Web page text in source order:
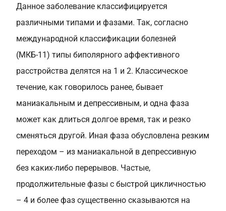
Данное заболевание классифицируется
различными типами и фазами. Так, согласно
международной классификации болезней
(МКБ-11) типы биполярного аффективного
расстройства делятся на 1 и 2. Классическое
течение, как говорилось ранее, бывает
маниакальным и депрессивным, и одна фаза
может как длиться долгое время, так и резко
сменяться другой. Иная фаза обусловлена резким
переходом – из маниакальной в депрессивную
без каких-либо перерывов. Частые,
продолжительные фазы с быстрой цикличностью
– 4 и более фаз существенно сказываются на